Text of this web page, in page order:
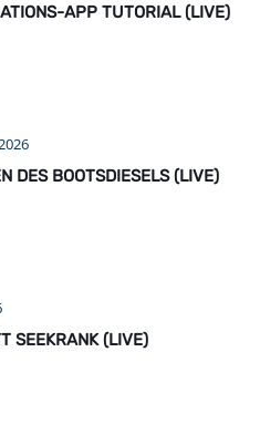
APP TUTORIAL (LIVE)
DES BOOTSDIESELS (LIVE)
SEEKRANK (LIVE)